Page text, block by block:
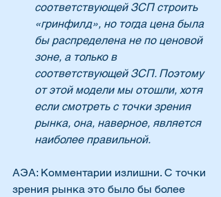
соответствующей ЗСП строить
«гринфилд», но тогда цена была
бы распределена не по ценовой
зоне, а только в
соответствующей ЗСП. Поэтому
от этой модели мы отошли, хотя
если смотреть с точки зрения
рынка, она, наверное, является
наиболее правильной.
АЭА: Комментарии излишни. С точки
зрения рынка это было бы более